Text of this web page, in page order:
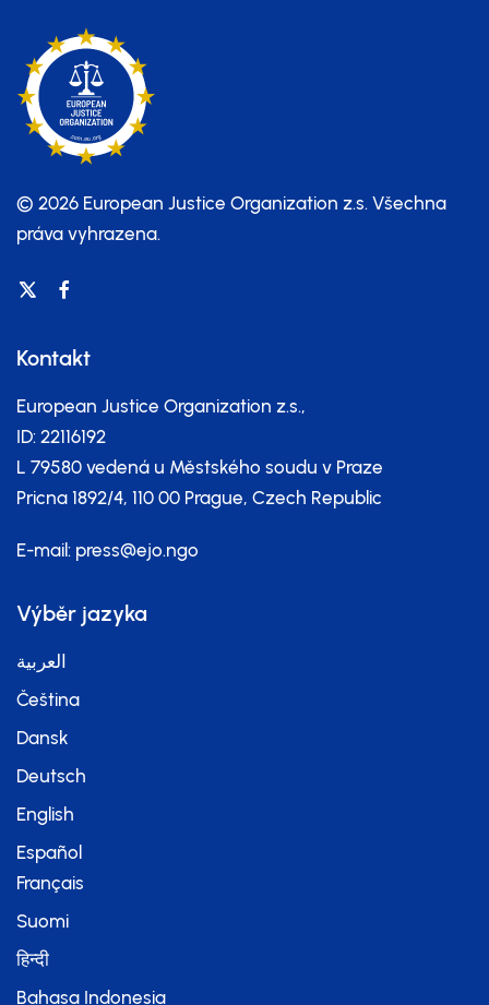
© 2026 European Justice Organization z.s. Všechna
práva vyhrazena.
Kontakt
European Justice Organization z.s.,
ID: 22116192
L 79580 vedená u Městského soudu v Praze
Pricna 1892/4, 110 00 Prague, Czech Republic
E-mail: press@ejo.ngo
Výběr jazyka
العربية
Čeština
Dansk
Deutsch
English
Español
Français
Suomi
हिन्दी
Bahasa Indonesia